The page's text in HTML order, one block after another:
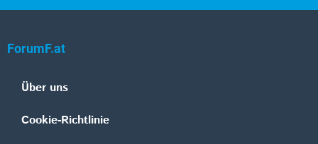
ForumF.at
Über uns
Cookie-Richtlinie